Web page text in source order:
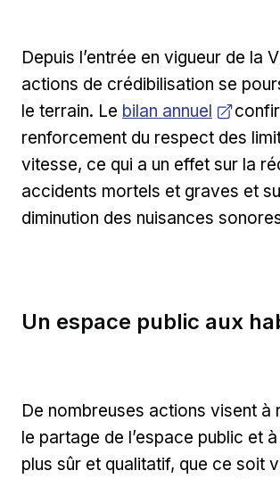
Depuis l’entrée en vigueur de la
actions de crédibilisation se
le terrain. Le Ouvrir dans une
bilan annuel
renforcement du respect des
vitesse, ce qui a un effet sur la
accidents mortels et graves et
diminution des nuisances
Un espace public aux
De nombreuses actions visent à
le partage de l’espace public et
plus sûr et qualitatif, que ce soit